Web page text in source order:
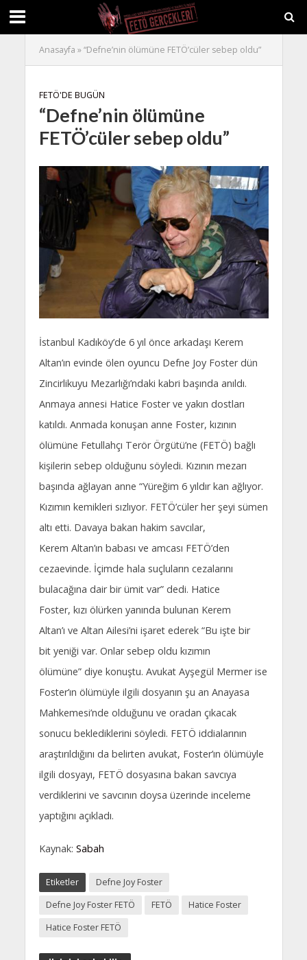
Anasayfa »“Defne’nin ölümüne FETÖ’cüler sebep oldu”
FETÖ'DE BUGÜN
“Defne’nin ölümüne
FETÖ’cüler sebep oldu”
İstanbul Kadıköy’de 6 yıl önce arkadaşı Kerem
Altan’ın evinde ölen oyuncu Defne Joy Foster dün
Zincirlikuyu Mezarlığı’ndaki kabri başında anıldı.
Anmaya annesi Hatice Foster ve yakın dostları
katıldı. Anmada konuşan anne Foster, kızının
ölümüne Fetullahçı Terör Örgütü’ne (FETÖ) bağlı
kişilerin sebep olduğunu söyledi. Kızının mezarı
başında ağlayan anne “Yüreğim 6 yıldır kan ağlıyor.
Kızımın kemikleri sızlıyor. FETÖ’cüler her şeyi sümen
altı etti. Davaya bakan hakim savcılar,
Kerem Altan’ın babası ve amcası FETÖ’den
cezaevinde. İçimde hala suçluların cezalarını
bulacağına dair bir ümit var” dedi. Hatice
Foster, kızı ölürken yanında bulunan Kerem
Altan’ı ve Altan Ailesi’ni işaret ederek “Bu işte bir
bit yeniği var. Onlar sebep oldu kızımın
ölümüne” diye konuştu. Avukat Ayşegül Mermer ise
Foster’ın ölümüyle ilgili dosyanın şu an Anayasa
Mahkemesi’nde olduğunu ve oradan çıkacak
sonucu beklediklerini söyledi. FETÖ iddialarının
araştırıldığını da belirten avukat, Foster’ın ölümüyle
ilgili dosyayı, FETÖ dosyasına bakan savcıya
verdiklerini ve savcının doysa üzerinde inceleme
yaptığını açıkladı.
Kaynak: Sabah
Etiketler
Defne Joy Foster
Defne Joy Foster FETÖ
FETÖ
Hatice Foster
Hatice Foster FETÖ